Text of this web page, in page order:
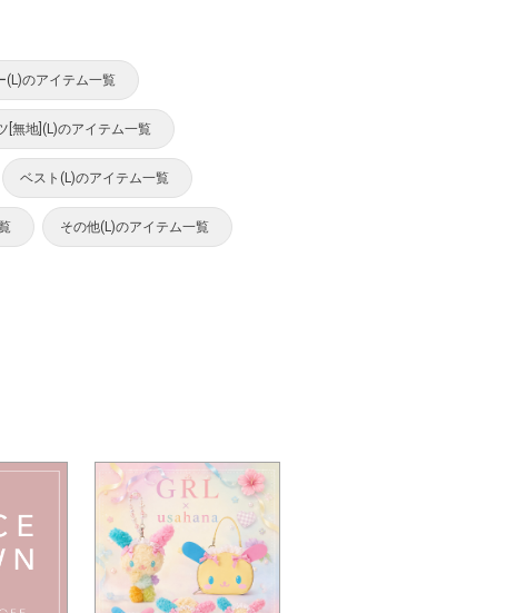
(L)のアイテム一覧
[無地](L)のアイテム一覧
ベスト(L)のアイテム一覧
その他(L)のアイテム一覧